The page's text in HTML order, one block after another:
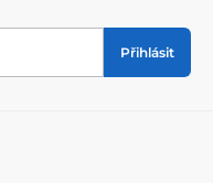
Přihlásit